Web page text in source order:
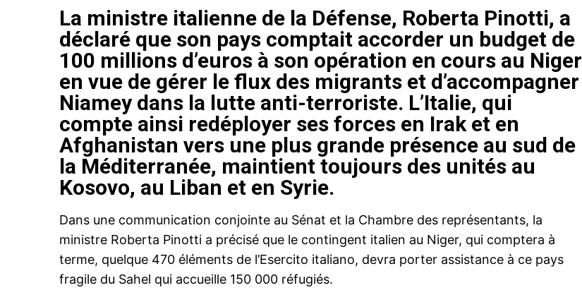
La ministre italienne de la Défense, Roberta Pinotti, a
déclaré que son pays comptait accorder un budget de
100 millions d’euros à son opération en cours au Niger
en vue de gérer le flux des migrants et d’accompagner
Niamey dans la lutte anti-terroriste. L’Italie, qui
compte ainsi redéployer ses forces en Irak et en
Afghanistan vers une plus grande présence au sud de
la Méditerranée, maintient toujours des unités au
Kosovo, au Liban et en Syrie.
Dans une communication conjointe au Sénat et la Chambre des représentants, la
ministre Roberta Pinotti a précisé que le contingent italien au Niger, qui comptera à
terme, quelque 470 éléments de l’Esercito italiano, devra porter assistance à ce pays
fragile du Sahel qui accueille 150 000 réfugiés.